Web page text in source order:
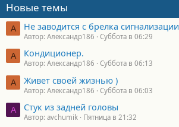
Новые темы
А Не заводится с брелка сигнализации
Автор: Александр186 Суббота в 06:29
А Кондиционер.
Автор: Александр186 Суббота в 06:13
А Живет своей жизнью )
Автор: Александр186 Суббота в 06:03
A Стук из задней головы
Автор: avchumik Пятница в 21:32